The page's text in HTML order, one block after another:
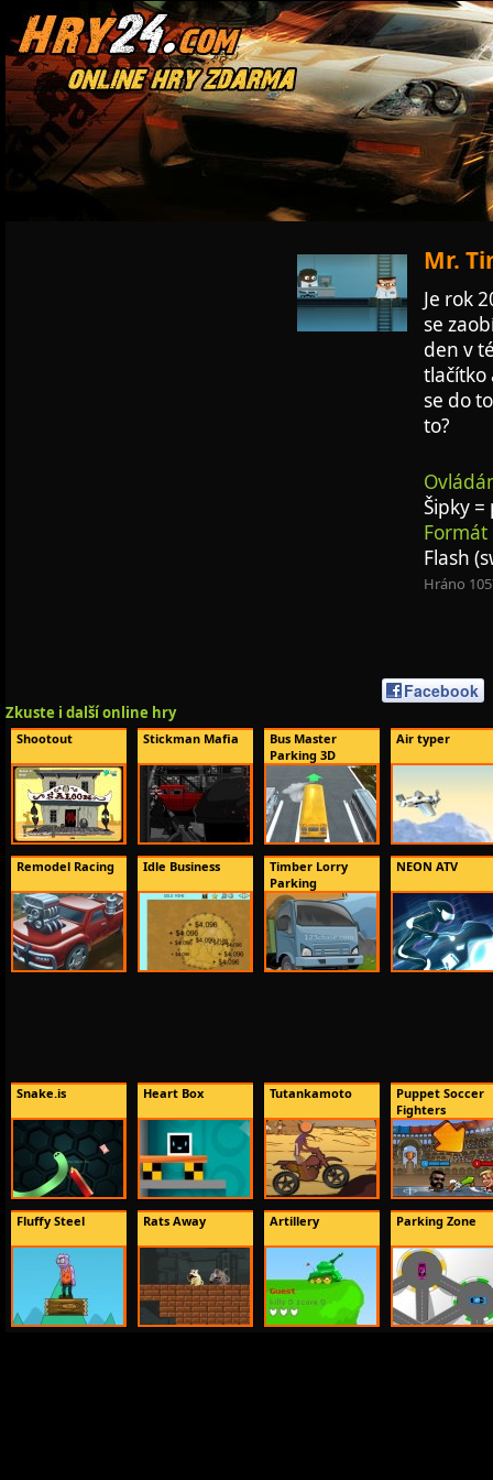
Mr.
Je rok
se
den v
tlačítko
se do
to?
Šipky =
Flash
Hráno
Facebook
Zkuste i další online hry
Shootout Stickman Mafia
Bus Master
Parking 3D
Air typer
Remodel Racing Idle Business
Timber Lorry
Parking
NEON ATV
Snake.is Heart Box Tutankamoto
Puppet Soccer
Fighters
Fluffy Steel Rats Away Artillery Parking Zone